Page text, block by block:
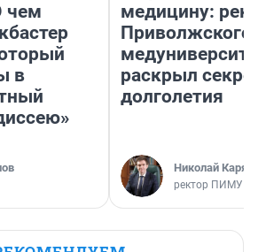
чем
в
медицину:
Приволжского
раскрыл
долголетия
Николай
ректор ПИМУ